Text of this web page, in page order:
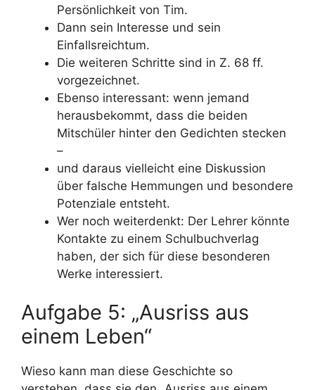
Persönlichkeit von Tim.
Dann sein Interesse und sein
Einfallsreichtum.
Die weiteren Schritte sind in Z. 68 ff.
vorgezeichnet.
Ebenso interessant: wenn jemand
herausbekommt, dass die beiden
Mitschüler hinter den Gedichten stecken
–
und daraus vielleicht eine Diskussion
über falsche Hemmungen und besondere
Potenziale entsteht.
Wer noch weiterdenkt: Der Lehrer könnte
Kontakte zu einem Schulbuchverlag
haben, der sich für diese besonderen
Werke interessiert.
Aufgabe 5: „Ausriss aus
einem Leben“
Wieso kann man diese Geschichte so